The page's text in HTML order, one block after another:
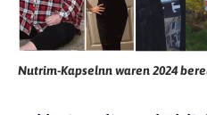
Nutrim-Kapselnn waren 2024